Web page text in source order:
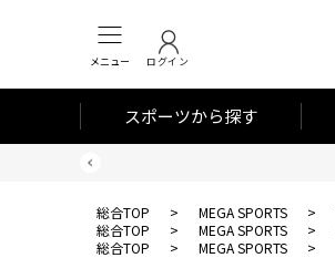
メニュー ログイン
スポーツから探す
総合TOP > MEGA SPORTS >
総合TOP
> MEGA SPORTS >
総合TOP
> MEGA SPORTS >